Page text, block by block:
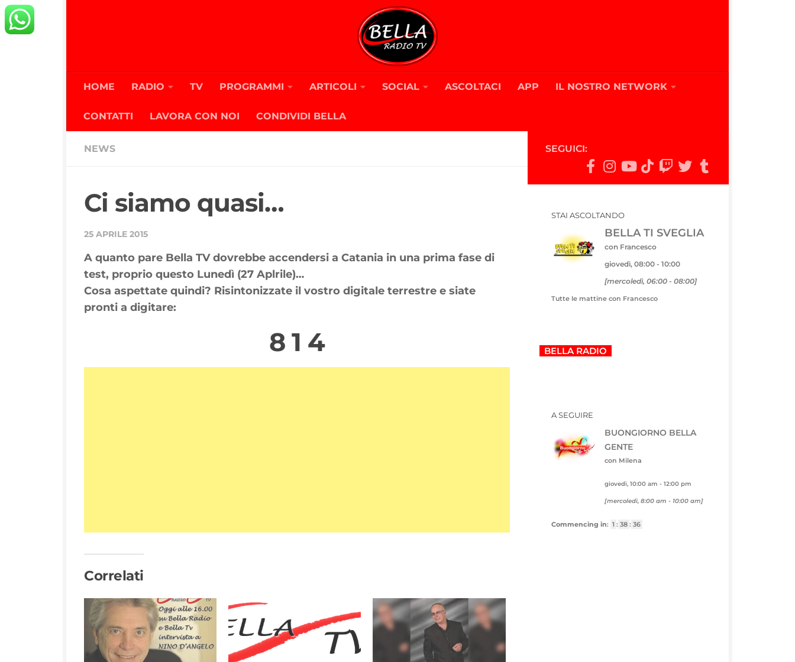
HOME RADIO TV PROGRAMMI ARTICOLI SOCIAL ASCOLTACI APP IL NOSTRO NETWORK
CONTATTI LAVORA CON NOI CONDIVIDI BELLA
NEWS
Ci siamo quasi…
25 APRILE 2015
A quanto pare Bella TV dovrebbe accendersi a Catania in una prima fase di
test, proprio questo Lunedì (27 Aplrile)…
Cosa aspettate quindi? Risintonizzate il vostro digitale terrestre e siate
pronti a digitare:
8 1 4
Correlati
SEGUICI:
STAI ASCOLTANDO
BELLA TI SVEGLIA
con Francesco
giovedì, 08:00 - 10:00
[mercoledì, 06:00 - 08:00]
Tutte le mattine con Francesco
BELLA RADIO
A SEGUIRE
BUONGIORNO BELLA
GENTE
con Milena
giovedì, 10:00 am - 12:00 pm
[mercoledì, 8:00 am - 10:00 am]
Commencing in: 1 : 38 : 35